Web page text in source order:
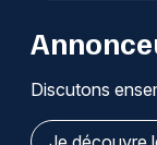
Discutons